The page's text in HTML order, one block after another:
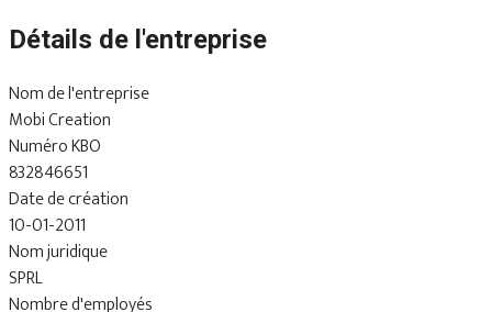
Détails de l'entreprise
Nom de l'entreprise
Mobi Creation
Numéro KBO
832846651
Date de création
10-01-2011
Nom juridique
SPRL
Nombre d'employés